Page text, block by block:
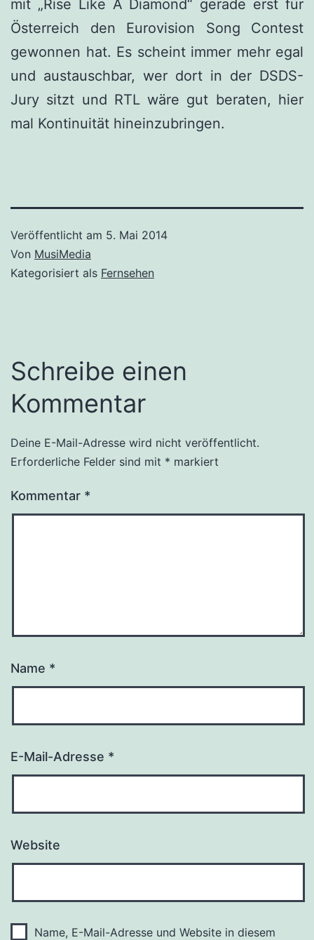
mit „Rise Like A Diamond“ gerade erst für
Österreich den Eurovision Song Contest
gewonnen hat. Es scheint immer mehr egal
und austauschbar, wer dort in der DSDS-
Jury sitzt und RTL wäre gut beraten, hier
mal Kontinuität hineinzubringen.
Veröffentlicht am 5. Mai 2014
Von MusiMedia
Kategorisiert als Fernsehen
Schreibe einen
Kommentar
Deine E-Mail-Adresse wird nicht veröffentlicht.
Erforderliche Felder sind mit * markiert
Kommentar *
Name *
E-Mail-Adresse *
Website
Name, E-Mail-Adresse und Website in diesem